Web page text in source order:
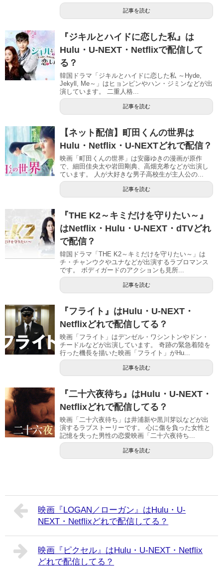
記事を読む
『ジキルとハイドに恋した私』は
Hulu・U-NEXT・Netflixで配信して
る？
韓国ドラマ「ジキルとハイドに恋した私 ～Hyde,
Jekyll, Me～」はヒョンビンやハン・ジミンなどが出
演しています。 二重人格...
記事を読む
【ネット配信】町田くんの世界は
Hulu・Netflix・U-NEXTどれで配信？
映画「町田くんの世界」は安藤ゆきの漫画が原作
で、細田佳央太や岩田剛典、高畑充希などが出演し
ています。 人が大好きな男子高校生が主人公の...
記事を読む
『THE K2～キミだけを守りたい～』
はNetflix・Hulu・U-NEXT・dTVどれ
で配信？
韓国ドラマ「THE K2～キミだけを守りたい～」は
チ・チャンウクやユナなどが出演するラブロマンス
です。 ボディガードのアクションも見所...
記事を読む
『フライト』はHulu・U-NEXT・
Netflixどれで配信してる？
映画「フライト」はデンゼル・ワシントンやドン・
チードルなどが出演しています。 奇跡の緊急着陸を
行った機長を描いた映画「フライト」がHu...
記事を読む
『二十六夜待ち』はHulu・U-NEXT・
Netflixどれで配信してる？
映画「二十六夜待ち」は井浦新や黒川芽以などが出
演するラブストーリーです。 心に傷を負った女性と
記憶を失った男性の恋愛映画「二十六夜待ち...
記事を読む
映画『LOGAN／ローガン』はHulu・U-
NEXT・Netflixどれで配信してる？
映画『ピクセル』はHulu・U-NEXT・Netflix
どれで配信してる？